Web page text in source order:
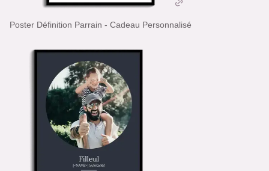
Poster Définition Parrain - Cadeau Personnalisé